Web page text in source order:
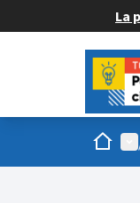
La
Accueil